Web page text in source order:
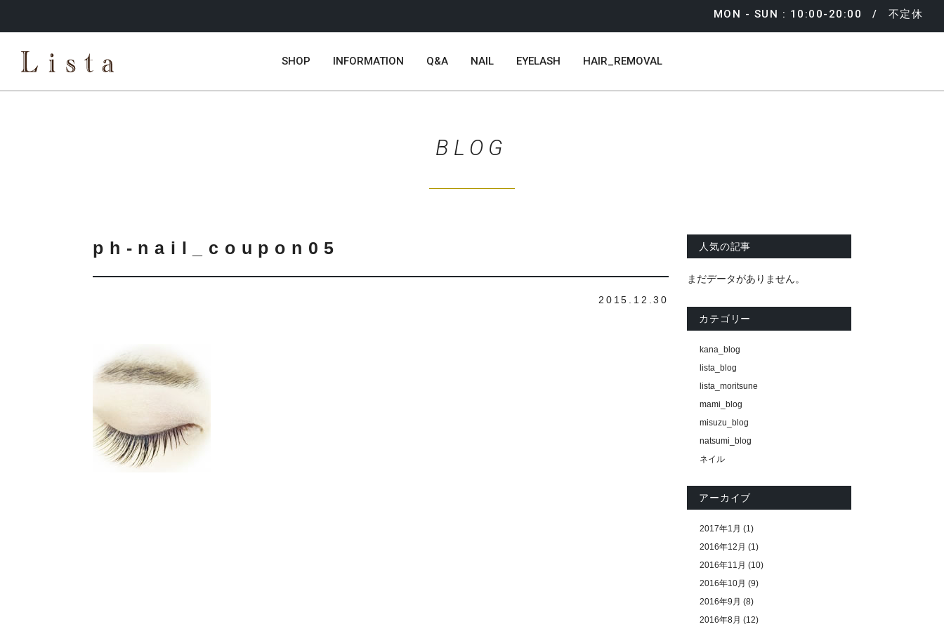
SHOP INFORMATION Q&A NAIL EYELASH HAIR_REMOVAL
MON - SUN : 10:00-20:00 不定休
BLOG
ph-nail_coupon05
2015.12.30
人気の記事
まだデータがありません。
カテゴリー
kana_blog
lista_blog
lista_moritsune
mami_blog
misuzu_blog
natsumi_blog
ネイル
アーカイブ
2017年1月 (1)
2016年12月 (1)
2016年11月 (10)
2016年10月 (9)
2016年9月 (8)
2016年8月 (12)